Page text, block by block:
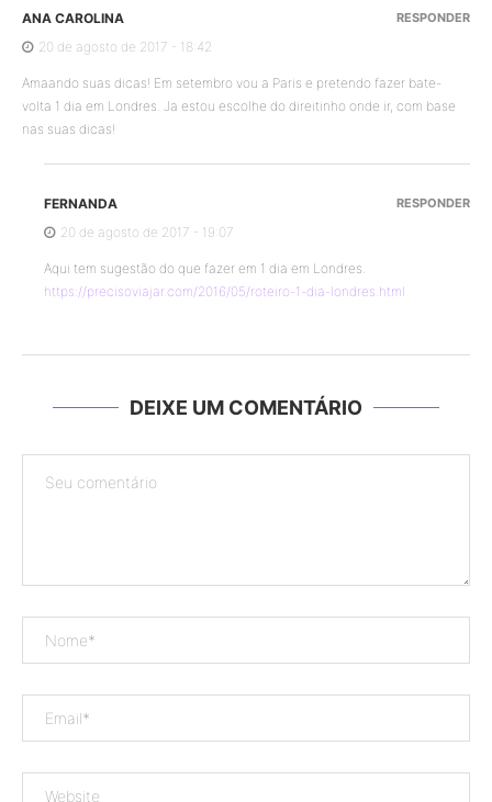
ANA CAROLINA
20 de agosto de 2017 - 18:42
Amaando suas dicas! Em setembro vou a Paris e pretendo fazer bate-
volta 1 dia em Londres. Ja estou escolhe do direitinho onde ir, com base
nas suas dicas!
RESPONDER
FERNANDA
20 de agosto de 2017 - 19:07
Aqui tem sugestão do que fazer em 1 dia em Londres.
https://precisoviajar.com/2016/05/roteiro-1-dia-londres.html
RESPONDER
DEIXE UM COMENTÁRIO